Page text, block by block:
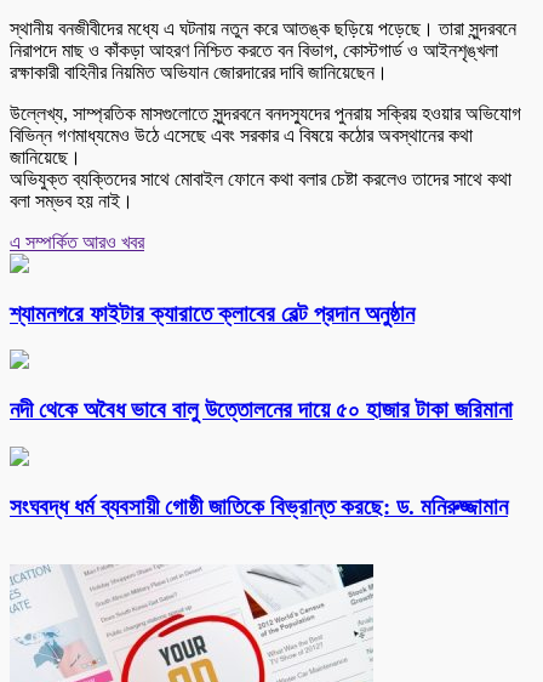
স্থানীয় বনজীবীদের মধ্যে এ ঘটনায় নতুন করে আতঙ্ক ছড়িয়ে পড়েছে। তারা সুন্দরবনে
নিরাপদে মাছ ও কাঁকড়া আহরণ নিশ্চিত করতে বন বিভাগ, কোস্টগার্ড ও আইনশৃঙ্খলা
রক্ষাকারী বাহিনীর নিয়মিত অভিযান জোরদারের দাবি জানিয়েছেন।
উল্লেখ্য, সাম্প্রতিক মাসগুলোতে সুন্দরবনে বনদস্যুদের পুনরায় সক্রিয় হওয়ার অভিযোগ
বিভিন্ন গণমাধ্যমেও উঠে এসেছে এবং সরকার এ বিষয়ে কঠোর অবস্থানের কথা
জানিয়েছে।
অভিযুক্ত ব্যক্তিদের সাথে মোবাইল ফোনে কথা বলার চেষ্টা করলেও তাদের সাথে কথা
বলা সম্ভব হয় নাই।
এ সম্পর্কিত আরও খবর
শ্যামনগরে ফাইটার ক্যারাতে ক্লাবের বেল্ট প্রদান অনুষ্ঠান
নদী থেকে অবৈধ ভাবে বালু উত্তোলনের দায়ে ৫০ হাজার টাকা জরিমানা
সংঘবদ্ধ ধর্ম ব্যবসায়ী গোষ্ঠী জাতিকে বিভ্রান্ত করছে: ড. মনিরুজ্জামান